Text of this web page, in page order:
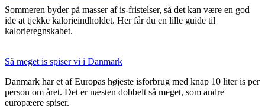
Sommeren byder på masser af is-fristelser, så det kan være en god
ide at tjekke kalorieindholdet. Her får du en lille guide til
kalorieregnskabet.
Så meget is spiser vi i Danmark
Danmark har et af Europas højeste isforbrug med knap 10 liter is per
person om året. Det er næsten dobbelt så meget, som andre
europæere spiser.